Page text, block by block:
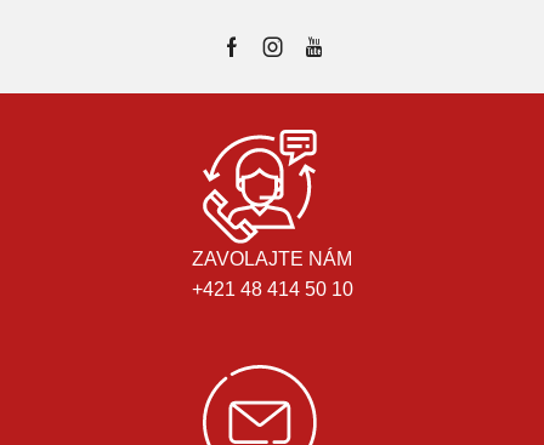
ZAVOLAJTE NÁM
+421 48 414 50 10